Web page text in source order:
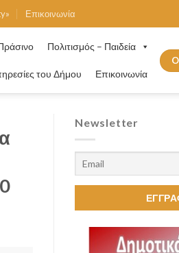
Επικοινωνία
Πολιτισμός – Παιδεία
του Δήμου Επικοινωνία
Newsletter